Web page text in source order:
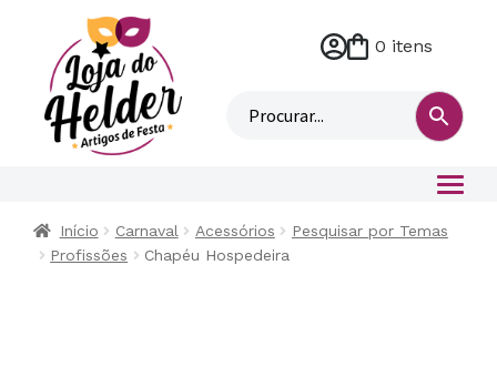
M
n
0 itens
Início Carnaval Acessórios
Pesquisar por Temas
Profissões
Chapéu Hospedeira